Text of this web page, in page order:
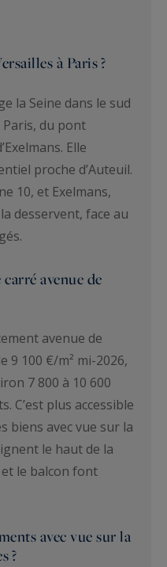
à Paris ?
la Seine dans le sud
du pont
Elle
proche d’Auteuil.
10, et Exelmans,
desservent, face au
avenue de
avenue de
9 100 €/m² mi-2026,
7 800 à 10 600
C’est plus accessible
biens avec vue sur la
le haut de la
le balcon font
avec vue sur la
?